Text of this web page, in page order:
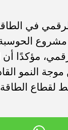
في
مؤكدًا
موجة النمو